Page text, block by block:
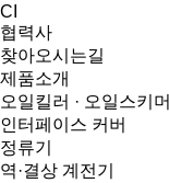
CI
협력사
찾아오시는길
제품소개
오일킬러 · 오일스키머
인터페이스 커버
정류기
역·결상 계전기